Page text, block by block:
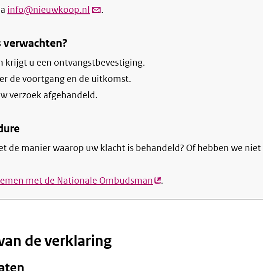
info@nieuwkoop.nl (link.
krijgt u een ontvangstbevestiging.
de voortgang en de uitkomst.
verzoek afgehandeld.
de manier waarop uw klacht is behandeld? Of hebben we niet
met de Nationale Ombudsman(externe
link)
.
de verklaring